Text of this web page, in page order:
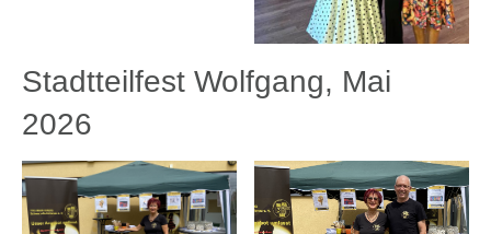
Stadtteilfest Wolfgang, Mai
2026